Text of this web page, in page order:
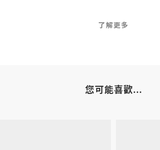
了解更多
您可能喜歡...